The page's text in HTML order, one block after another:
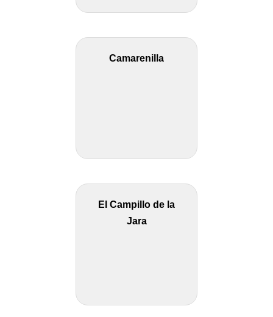
Camarenilla
El Campillo de la
Jara